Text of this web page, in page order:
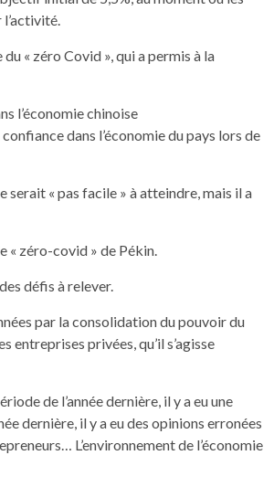
« zéro Covid », qui a permis à la
l’économie chinoise
dans l’économie du pays lors de
serait « pas facile » à atteindre, mais il a
« zéro-covid » de Pékin.
défis à relever.
par la consolidation du pouvoir du
entreprises privées, qu’il s’agisse
de l’année dernière, il y a eu une
dernière, il y a eu des opinions erronées
L’environnement de l’économie